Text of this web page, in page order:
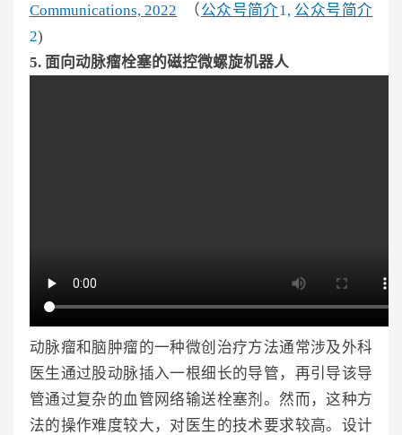
Communications,2022 （公众号简介1, 公众号简介
2)
5. 面向动脉瘤栓塞的磁控微螺旋机器人
动脉瘤和脑肿瘤的一种微创治疗方法通常涉及外科
医生通过股动脉插入一根细长的导管，再引导该导
管通过复杂的血管网络输送栓塞剂。然而，这种方
法的操作难度较大，对医生的技术要求较高。设计